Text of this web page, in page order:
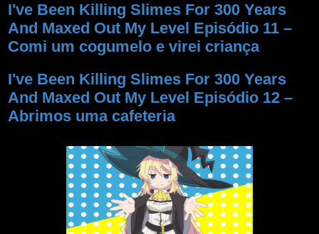
I've Been Killing Slimes For 300 Years
And Maxed Out My Level Episódio 11 –
Comi um cogumelo e virei criança
I've Been Killing Slimes For 300 Years
And Maxed Out My Level Episódio 12 –
Abrimos uma cafeteria